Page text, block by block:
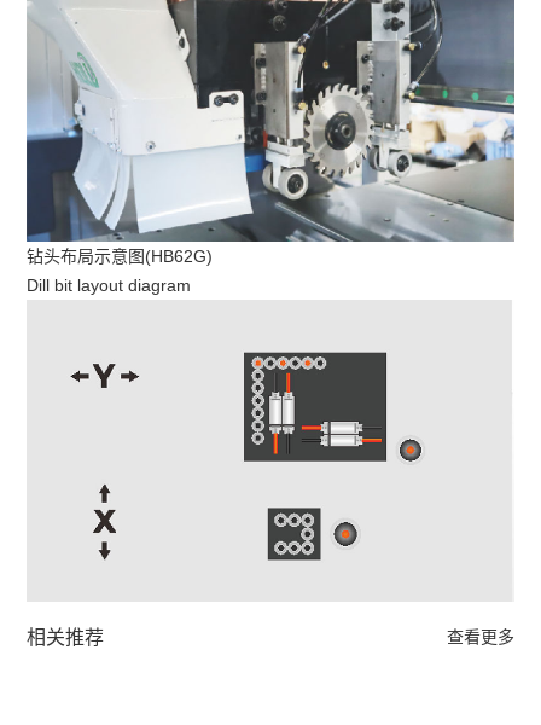
钻头布局示意图(HB62G)
Dill bit layout diagram
相关推荐 查看更多